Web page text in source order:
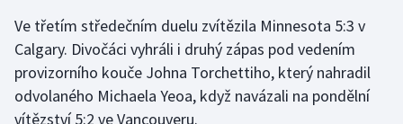
Ve třetím středečním duelu zvítězila Minnesota 5:3 v
Calgary. Divočáci vyhráli i druhý zápas pod vedením
provizorního kouče Johna Torchettiho, který nahradil
odvolaného Michaela Yeoa, když navázali na pondělní
vítězství 5:2 ve Vancouveru.